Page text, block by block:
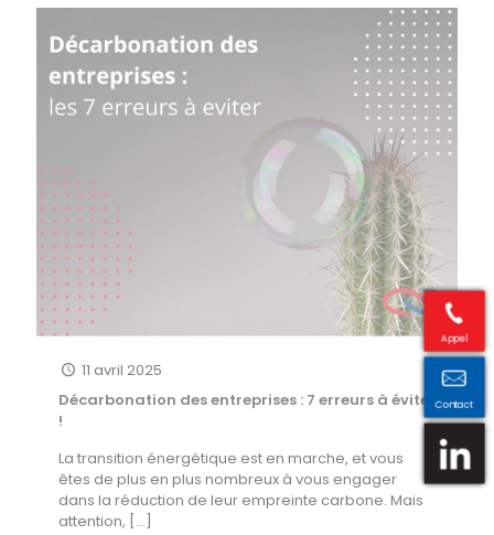
11 avril 2025
Décarbonation des entreprises : 7 erreurs à éviter
!
La transition énergétique est en marche, et vous
êtes de plus en plus nombreux à vous engager
dans la réduction de leur empreinte carbone. Mais
attention, […]
Appel
Contact